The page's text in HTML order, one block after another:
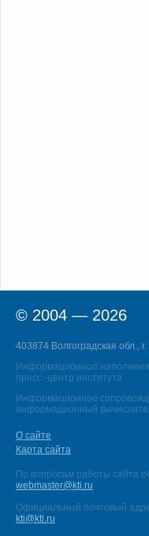
© 2004 — 2026
403874 Волгоградская обл.,
Информационное
пресс–центр института
Информационное
информационный
О сайте
Карта сайта
По вопросам работы сайта
webmaster@kti.ru
Официальный почтовый
kti@kti.ru